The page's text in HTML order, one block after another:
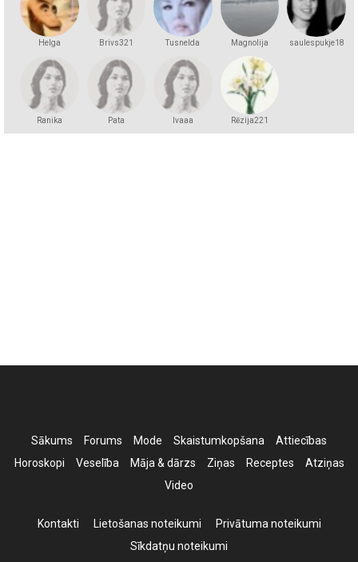
Helga
Brivs321 Tusnelda Magnolija saulespukje18
Ranika Pata lvaaa Rēzija221
Sākums Forums Mode Skaistumkopšana
Attiecības
Horoskopi
Veselība Māja & dārzs Ziņas Receptes
Atziņas
Video
Kontakti Lietošanas noteikumi
Privātuma noteikumi
Sīkdatņu noteikumi